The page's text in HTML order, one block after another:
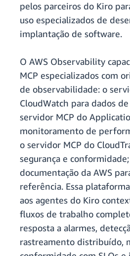
pelos parceiros do Kiro
uso especializados de
implantação de software.
O AWS Observability
MCP especializados com
de observabilidade: o
CloudWatch para dados
servidor MCP do
monitoramento de
o servidor MCP do
segurança e
documentação da AWS
referência. Essa
aos agentes do Kiro
fluxos de trabalho
resposta a alarmes,
rastreamento distribuído,